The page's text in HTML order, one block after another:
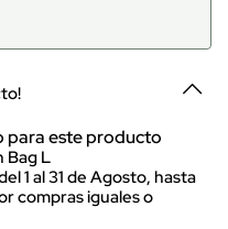
para este producto
Bag L
1 al 31 de Agosto, hasta
compras iguales o